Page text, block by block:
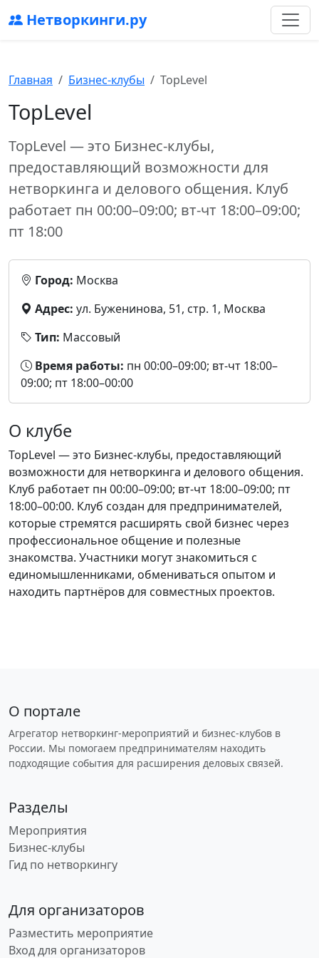
Нетворкинги.ру
Главная Бизнес-клубы TopLevel
TopLevel
TopLevel — это Бизнес-клубы,
предоставляющий возможности для
нетворкинга и делового общения. Клуб
работает пн 00:00–09:00; вт-чт 18:00–09:00;
пт 18:00
Город: Москва
Адрес: ул. Буженинова, 51, стр. 1, Москва
Тип: Массовый
Время работы: пн 00:00–09:00; вт-чт 18:00–
09:00; пт 18:00–00:00
О клубе
TopLevel — это Бизнес-клубы, предоставляющий
возможности для нетворкинга и делового общения.
Клуб работает пн 00:00–09:00; вт-чт 18:00–09:00; пт
18:00–00:00. Клуб создан для предпринимателей,
которые стремятся расширять свой бизнес через
профессиональное общение и полезные
знакомства. Участники могут знакомиться с
единомышленниками, обмениваться опытом и
находить партнёров для совместных проектов.
О портале
Агрегатор нетворкинг-мероприятий и бизнес-клубов в
России. Мы помогаем предпринимателям находить
подходящие события для расширения деловых связей.
Разделы
Мероприятия
Бизнес-клубы
Гид по нетворкингу
Для организаторов
Разместить мероприятие
Вход для организаторов